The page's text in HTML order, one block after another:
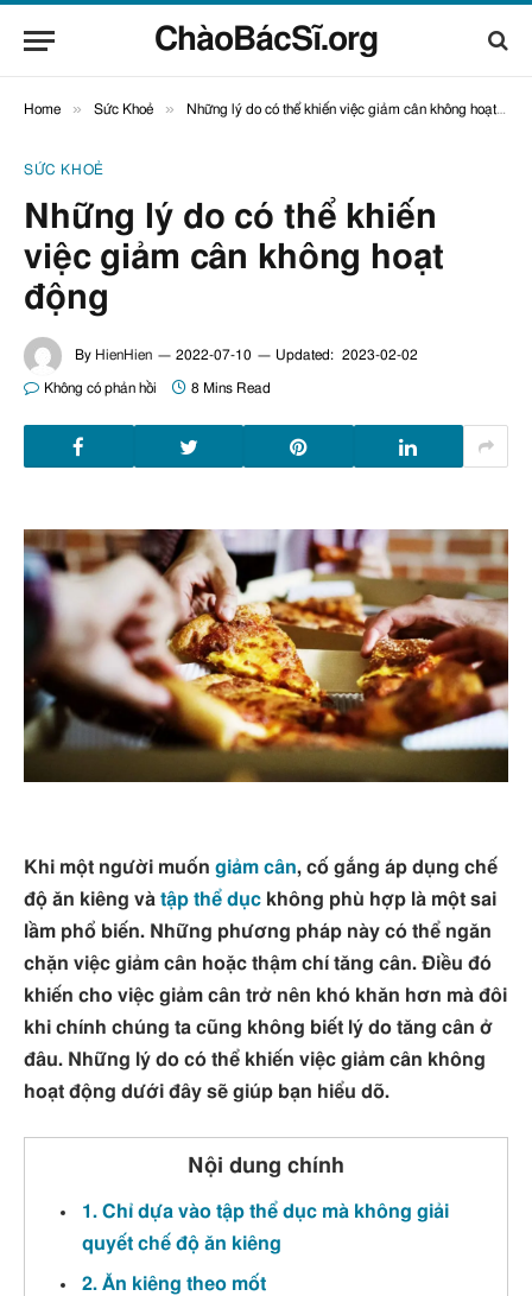
ChàoBácSĩ.org
Home » Sức Khoẻ » Những lý do có thể khiến việc giảm cân không hoạt động
SỨC KHOẺ
Những lý do có thể khiến
việc giảm cân không hoạt
động
By HienHien 2022-07-10 Updated: 2023-02-02
Không có phản hồi 8 Mins Read
Khi một người muốn giảm cân, cố gắng áp dụng chế
độ ăn kiêng và tập thể dục không phù hợp là một sai
lầm phổ biến. Những phương pháp này có thể ngăn
chặn việc giảm cân hoặc thậm chí tăng cân. Điều đó
khiến cho việc giảm cân trở nên khó khăn hơn mà đôi
khi chính chúng ta cũng không biết lý do tăng cân ở
đâu. Những lý do có thể khiến việc giảm cân không
hoạt động dưới đây sẽ giúp bạn hiểu dõ.
Nội dung chính
1. Chỉ dựa vào tập thể dục mà không giải
quyết chế độ ăn kiêng
2. Ăn kiêng theo mốt